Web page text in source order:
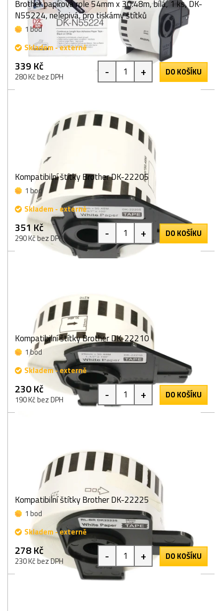
Brother papírová role 54mm x 30.48m, bílá, 1 ks, DK-
N55224, nelepivá, pro tiskárny štítků
1 bod
Skladem - externě
339 Kč
280 Kč bez DPH - + DO KOŠÍKU
Kompatibilní štítky Brother DK-22205
1 bod
Skladem - externě
351 Kč
290 Kč bez DPH - + DO KOŠÍKU
Kompatibilní štítky Brother DK-22210
1 bod
Skladem - externě
230 Kč
190 Kč bez DPH - + DO KOŠÍKU
Kompatibilní štítky Brother DK-22225
1 bod
Skladem - externě
278 Kč
230 Kč bez DPH - + DO KOŠÍKU